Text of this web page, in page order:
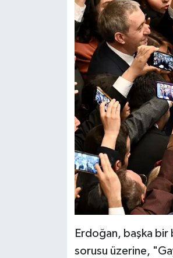
Erdoğan, başka bir
sorusu üzerine,